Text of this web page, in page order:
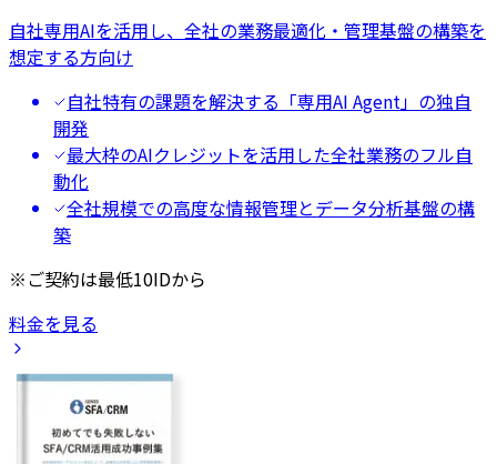
自社専用AIを活用し、全社の業務最適化・管理基盤の構築を
想定する方向け
自社特有の課題を解決する「専用AI Agent」の独自
開発
最大枠のAIクレジットを活用した全社業務のフル自
動化
全社規模での高度な情報管理とデータ分析基盤の構
築
※ご契約は最低10IDから
料金を見る